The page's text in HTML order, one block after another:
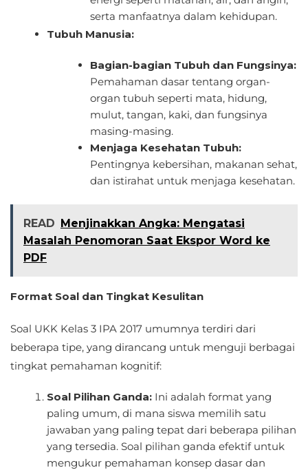
serta manfaatnya dalam kehidupan.
Tubuh Manusia:
Bagian-bagian Tubuh dan Fungsinya:
Pemahaman dasar tentang organ-
organ tubuh seperti mata, hidung,
mulut, tangan, kaki, dan fungsinya
masing-masing.
Menjaga Kesehatan Tubuh:
Pentingnya kebersihan, makanan sehat,
dan istirahat untuk menjaga kesehatan.
READ
Menjinakkan Angka: Mengatasi
Masalah Penomoran Saat Ekspor Word ke
PDF
Format Soal dan Tingkat Kesulitan
Soal UKK Kelas 3 IPA 2017 umumnya terdiri dari
beberapa tipe, yang dirancang untuk menguji berbagai
tingkat pemahaman kognitif:
Soal Pilihan Ganda: Ini adalah format yang
paling umum, di mana siswa memilih satu
jawaban yang paling tepat dari beberapa pilihan
yang tersedia. Soal pilihan ganda efektif untuk
mengukur pemahaman konsep dasar dan